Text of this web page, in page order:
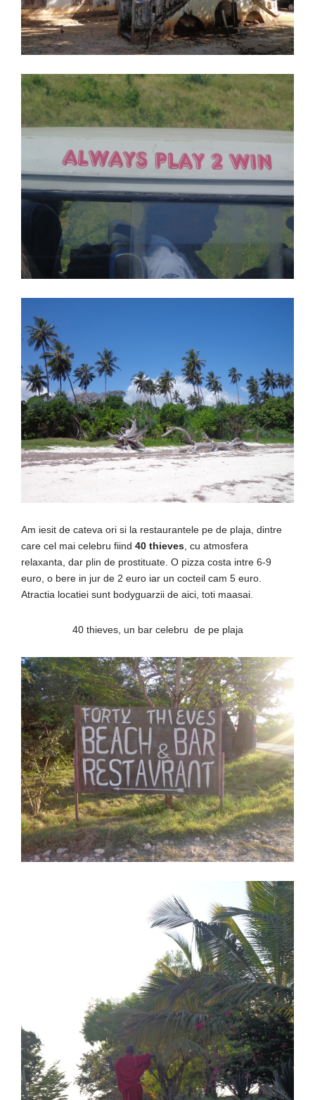
Am iesit de cateva ori si la restaurantele pe de plaja, dintre
care cel mai celebru fiind 40 thieves , cu atmosfera
relaxanta, dar plin de prostituate. O pizza costa intre 6-9
euro, o bere in jur de 2 euro iar un cocteil cam 5 euro.
Atractia locatiei sunt bodyguarzii de aici, toti maasai.
40 thieves, un bar celebru de pe plaja